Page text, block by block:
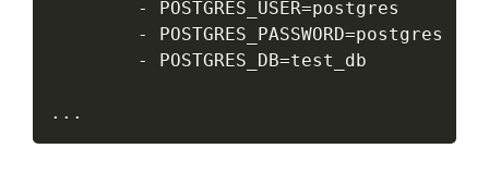
-
POSTGRES_USER=postgres
-
POSTGRES_PASSWORD=postgres
-
POSTGRES_DB=test_db
...